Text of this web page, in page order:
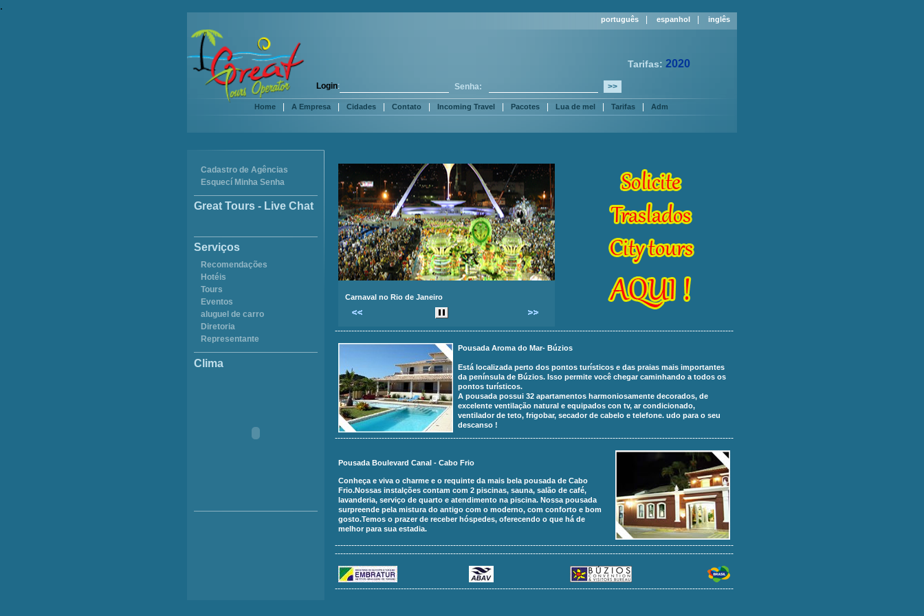
.
português espanhol inglês
Login: Senha:
Tarifas: 2020
Home A Empresa Cidades Contato Incoming Travel Pacotes Lua de mel Tarifas Adm
Cadastro de Agências
Esquecí Minha Senha
Great Tours - Live Chat
Serviços
Recomendações
Hotéis
Tours
Eventos
aluguel de carro
Diretoria
Representante
Clima
Carnaval no Rio de Janeiro
-------------------------------------------------------------------------------------------------------------------------------------------------
Pousada Aroma do Mar- Búzios
Está localizada perto dos pontos turísticos e das praias mais importantes
da península de Búzios. Isso permite você chegar caminhando a todos os
pontos turísticos.
A pousada possui 32 apartamentos harmoniosamente decorados, de
excelente ventilação natural e equipados con tv, ar condicionado,
ventilador de teto, frigobar, secador de cabelo e telefone. udo para o seu
descanso !
-------------------------------------------------------------------------------------------------------------------------------------------------
Pousada Boulevard Canal - Cabo Frio
Conheça e viva o charme e o requinte da mais bela pousada de Cabo
Frio.Nossas instalções contam com 2 piscinas, sauna, salão de café,
lavanderia, serviço de quarto e atendimento na piscina. Nossa pousada
surpreende pela mistura do antigo com o moderno, com conforto e bom
gosto.Temos o prazer de receber hóspedes, oferecendo o que há de
melhor para sua estadia.
-------------------------------------------------------------------------------------------------------------------------------------------------
-------------------------------------------------------------------------------------------------------------------------------------------------
-------------------------------------------------------------------------------------------------------------------------------------------------